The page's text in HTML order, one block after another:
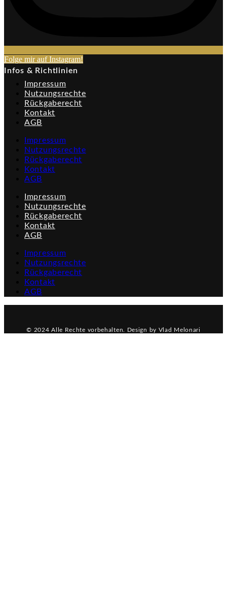
Folge mir auf Instagram!​
Infos & Richtlinien
Impressum
Nutzungsrechte
Rückgaberecht
Kontakt
AGB
Impressum
Nutzungsrechte
Rückgaberecht
Kontakt
AGB
Impressum
Nutzungsrechte
Rückgaberecht
Kontakt
AGB
Impressum
Nutzungsrechte
Rückgaberecht
Kontakt
AGB
© 2024 Alle Rechte vorbehalten. Design by Vlad Melonari